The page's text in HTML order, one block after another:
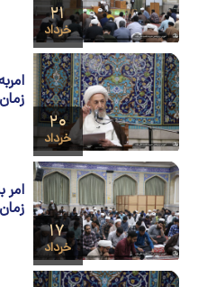
۲۱
خرداد
۲۰
خرداد
۱۷
خرداد
امر به‌
زمان‌ و